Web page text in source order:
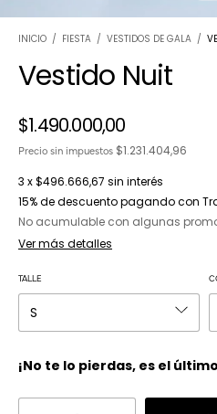
INICIO / FIESTA / VESTIDOS DE GALA /
Vestido Nuit
$1.490.000,00
Precio sin impuestos $1.231.404,96
3 x$496.666,67 sin interés
15% de descuentopagando con
No acumulable con algunas
Ver más detalles
TALLE
¡No te lo pierdas, es el